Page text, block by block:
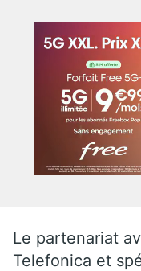
Le partenariat
Telefonica et